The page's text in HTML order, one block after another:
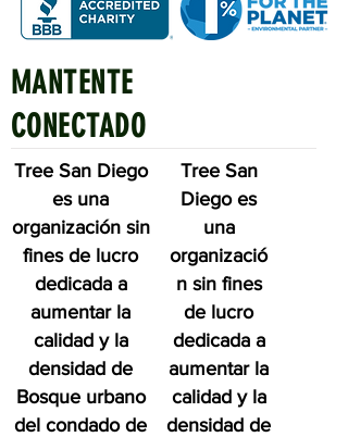
MANTENTE
CONECTADO
Tree San Diego
es una
organización sin
fines de lucro
dedicada a
aumentar la
calidad y la
densidad de
Bosque urbano
del condado de
Tree San
Diego es
una
organizació
n sin fines
de lucro
dedicada a
aumentar la
calidad y la
densidad de